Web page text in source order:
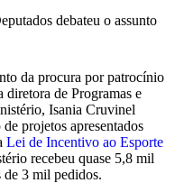
debateu o assunto
da procura por patrocínio
de Programas e
Isania Cruvinel
projetos apresentados
Lei de Incentivo ao Esporte
recebeu quase 5,8 mil
3 mil pedidos.